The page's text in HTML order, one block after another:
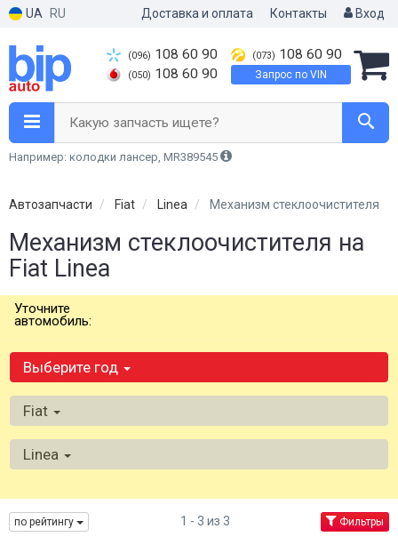
UA RU Доставка и оплата Контакты Вход
(096) 108 60 90
(050) 108 60 90
(073) 108 60 90
Запрос по VIN
Какую запчасть ищете?
Например: колодки лансер, MR389545
Автозапчасти Fiat Linea Механизм стеклоочистителя
Механизм стеклоочистителя на
Fiat Linea
Уточните
автомобиль:
Выберите год
Fiat
Linea
по рейтингу 1 - 3 из 3 Фильтры